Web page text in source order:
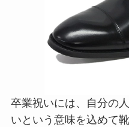
卒業祝いには、自分の
いという意味を込めて